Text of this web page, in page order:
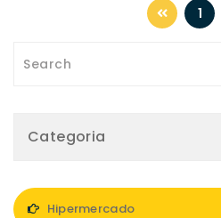
1
Categoria
Hipermercado